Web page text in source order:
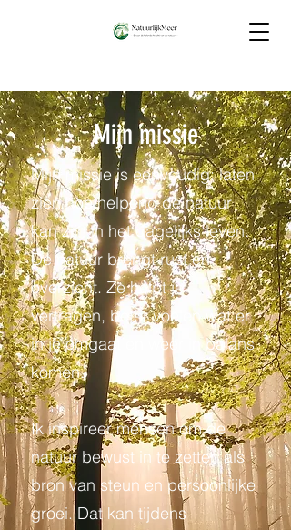
Mijn missie
Mijn missie is eenvoudig: laten
zien hoe helpend de natuur
kan zijn in het dagelijks leven.
De natuur brengt rust en
overzicht. Ze helpt je
vertragen, beter voelen wat er
in je omgaat en weer in balans
komen.
Ik inspireer mensen om de
natuur bewust in te zetten als
bron van steun en persoonlijke
groei. Dat kan tijdens